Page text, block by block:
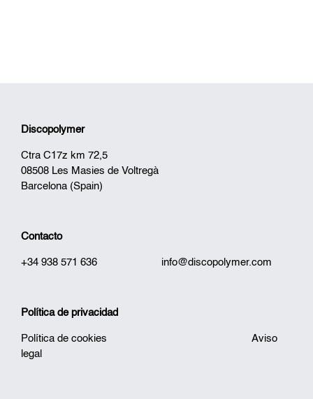
Discopolymer
Ctra C17z km 72,5
08508 Les Masies de Voltregà
Barcelona (Spain)
Contacto
+34 938 571 636 info@discopolymer.com
Política de privacidad
Política de cookies Aviso
legal